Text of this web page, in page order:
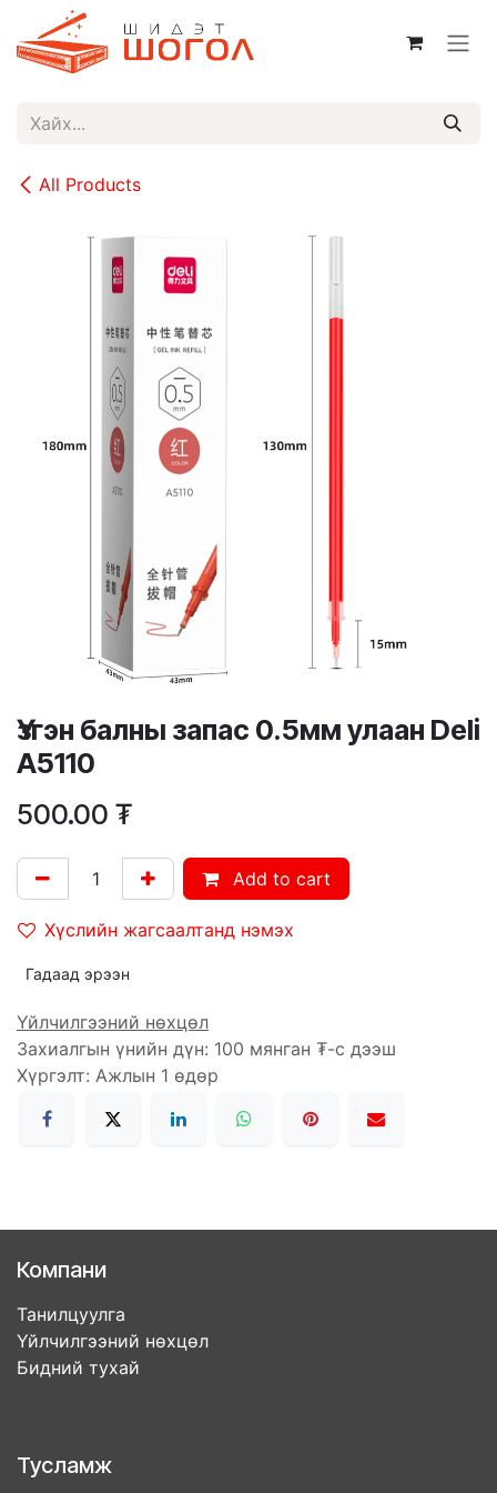
Skip to Content
All Products
Үзгэн балны запас 0.5мм улаан Deli
A5110
500.00 ₮
Add to cart
Хүслийн жагсаалтанд нэмэх
Гадаад эрээн
Үйлчилгээний нөхцөл
Захиалгын үнийн дүн: 100 мянган ₮-с дээш
Хүргэлт: Ажлын 1 өдөр
Компани
Танилцуулга
Үйлчилгээний нөхцөл
Бидний тухай
Тусламж